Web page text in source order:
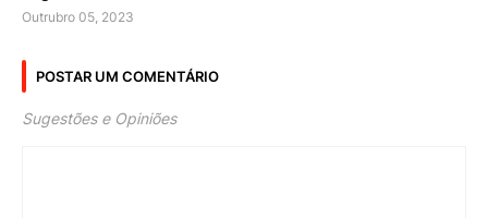
Outrubro 05, 2023
POSTAR UM COMENTÁRIO
Sugestões e Opiniões